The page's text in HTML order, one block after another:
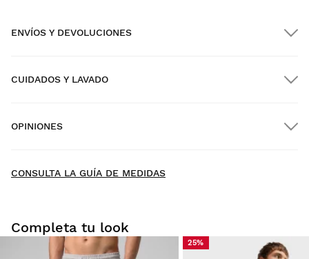
ENVÍOS Y DEVOLUCIONES
Envío a domicilio desde $300.00
CUIDADOS Y LAVADO
OPINIONES
CONSULTA LA GUÍA DE MEDIDAS
Completa tu look
25%